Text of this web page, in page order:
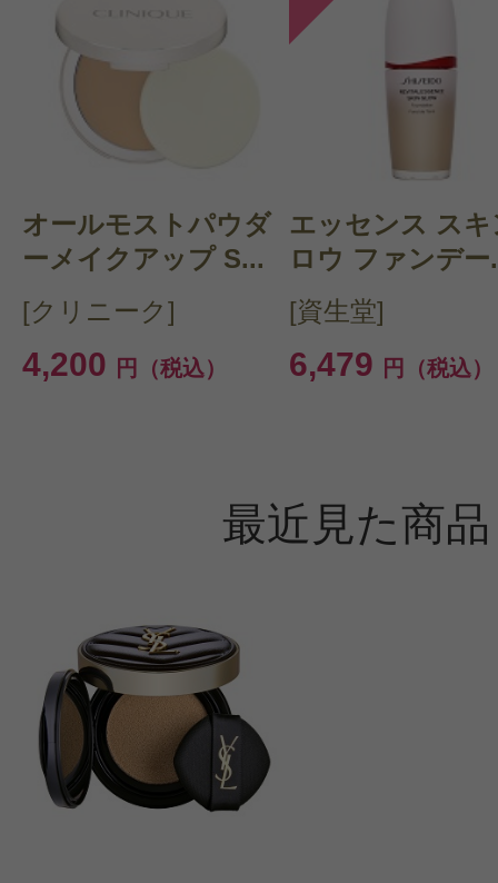
オールモストパウダ
ーメイクアップ S...
[クリニーク]
4,200 円（税込）
エッセンス ス
ロウ ファンデー
[資生堂]
6,479 円（税込）
最近見た商品